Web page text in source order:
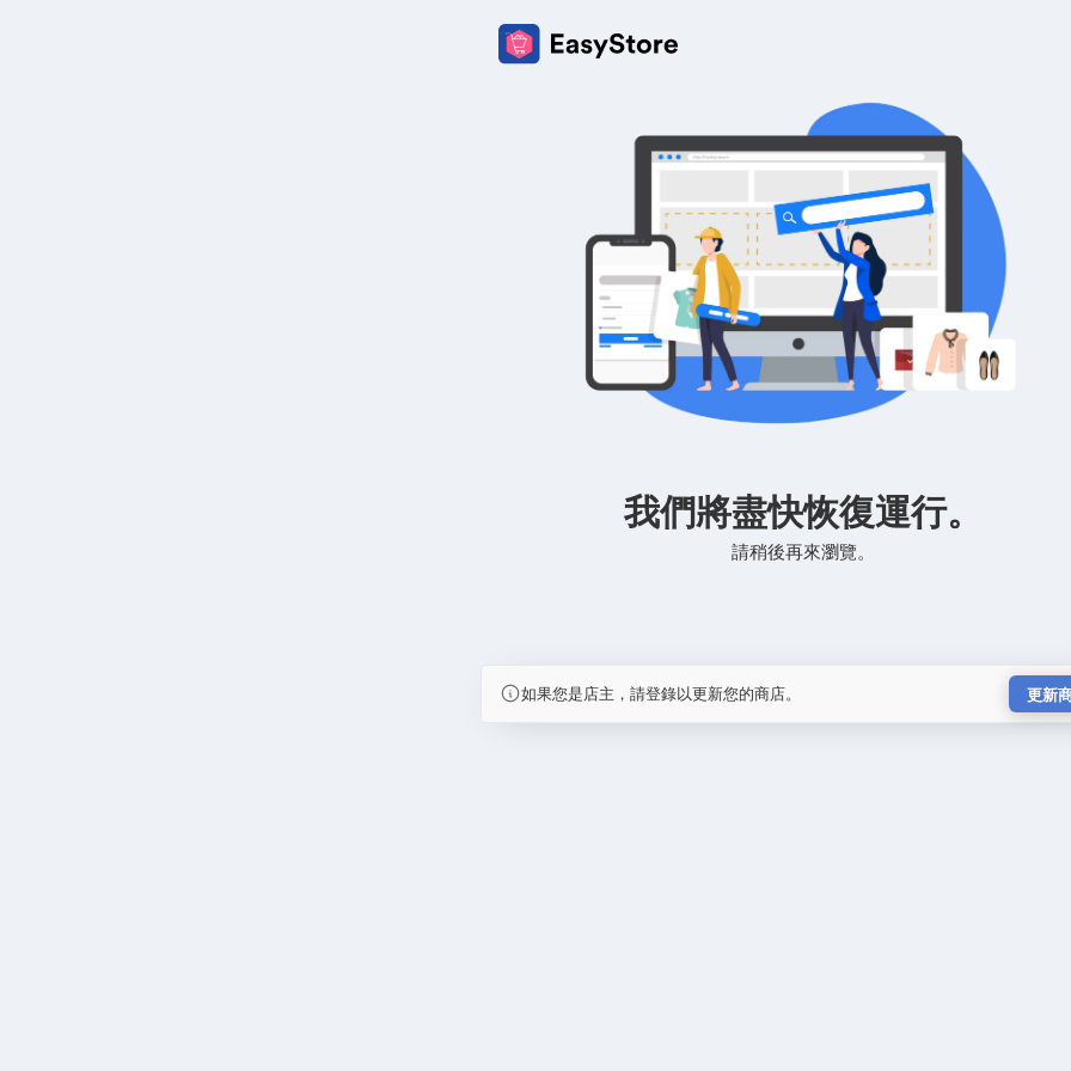
我們將盡快恢復運行。
請稍後再來瀏覽。
如果您是店主，請登錄以更新您的商店。 更新